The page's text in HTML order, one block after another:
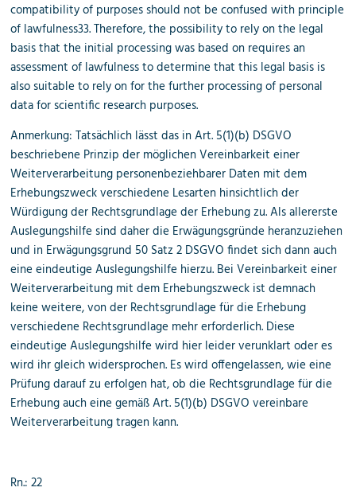
compatibility of purposes should not be confused with principle
of lawfulness33. Therefore, the possibility to rely on the legal
basis that the initial processing was based on requires an
assessment of lawfulness to determine that this legal basis is
also suitable to rely on for the further processing of personal
data for scientific research purposes.
Anmerkung: Tatsächlich lässt das in Art. 5(1)(b) DSGVO
beschriebene Prinzip der möglichen Vereinbarkeit einer
Weiterverarbeitung personenbeziehbarer Daten mit dem
Erhebungszweck verschiedene Lesarten hinsichtlich der
Würdigung der Rechtsgrundlage der Erhebung zu. Als allererste
Auslegungshilfe sind daher die Erwägungsgründe heranzuziehen
und in Erwägungsgrund 50 Satz 2 DSGVO findet sich dann auch
eine eindeutige Auslegungshilfe hierzu. Bei Vereinbarkeit einer
Weiterverarbeitung mit dem Erhebungszweck ist demnach
keine weitere, von der Rechtsgrundlage für die Erhebung
verschiedene Rechtsgrundlage mehr erforderlich. Diese
eindeutige Auslegungshilfe wird hier leider verunklart oder es
wird ihr gleich widersprochen. Es wird offengelassen, wie eine
Prüfung darauf zu erfolgen hat, ob die Rechtsgrundlage für die
Erhebung auch eine gemäß Art. 5(1)(b) DSGVO vereinbare
Weiterverarbeitung tragen kann.
Rn.: 22